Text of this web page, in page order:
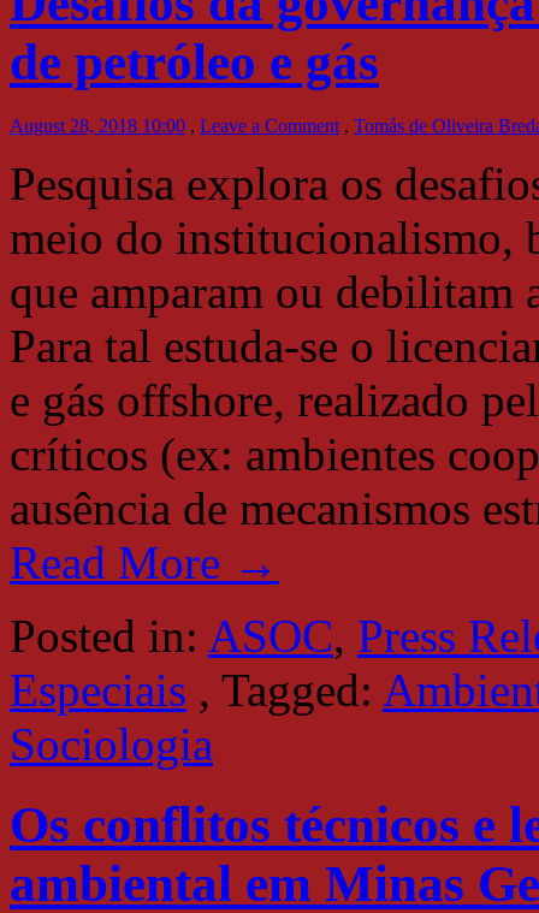
de petróleo e gás
August 28, 2018 10:00 , Leave a Comment , Tomás de Oliveira
Pesquisa explora os
meio do institucionalismo,
que amparam ou debilitam
Para tal estuda-se o
e gás offshore, realizado
críticos (ex: ambientes
ausência de mecanismos
Read More →
Posted in: ASOC, Press
Especiais , Tagged:
Sociologia
Os conflitos técnicos e
ambiental em Minas